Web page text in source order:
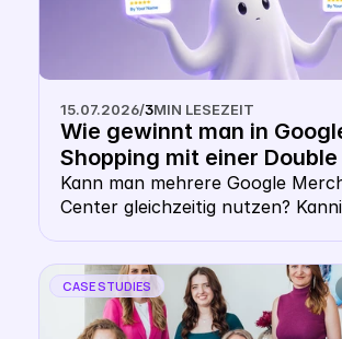
15.07.2026/3MIN LESEZEIT
Wie gewinnt man in
Shopping mit einer Double
Strategy?
Kann man mehrere Google
Center gleichzeitig nutzen?
mehreren CSS? Diese Sorge
Commerce-Entscheider von
Setups ab. Doch die Angst, sich
CASE STUDIES